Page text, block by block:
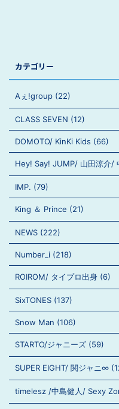
カテゴリー
Aぇ!group (22)
CLASS SEVEN (12)
DOMOTO/ KinKi Kids (66)
Hey! Say! JUMP/ 山田涼介/
IMP. (79)
King ＆ Prince (21)
NEWS (222)
Number_i (218)
ROIROM/ タイプロ出身 (6)
SixTONES (137)
Snow Man (106)
STARTO/ジャニーズ (59)
SUPER EIGHT/ 関ジャニ∞
timelesz /中島健人/ Sexy